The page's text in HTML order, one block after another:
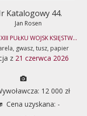
Katalogowy 44.
Jan Rosen
PUŁKU WOJSK KSIĘSTW...
gwasz, tusz, papier
z 21 czerwca 2026
12 000 zł
Cena uzyskana: -